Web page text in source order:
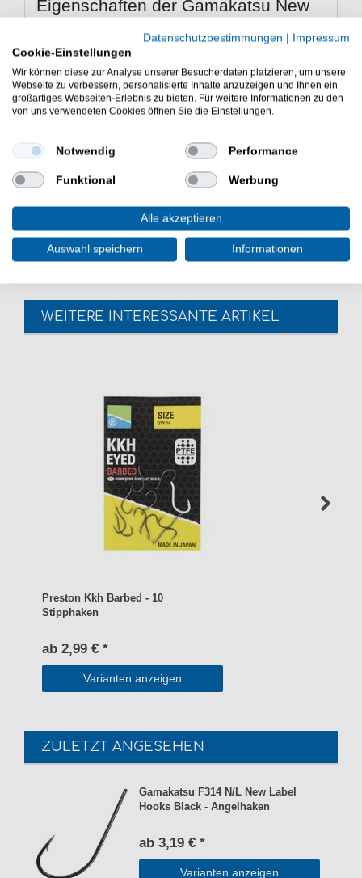
Eigenschaften der Gamakatsu New
Haken zum Fliegenfischen
robust
mit Hakenöhr
scharfe Hakenpsitze
nach gewählter Größe
Die Gamakatsu F314 N/L New Label Hooks Black
Fliegenrute. Angelzubehör für das Fischen in Flüssen &
Seen.
WEITERE INTERESSANTE ARTIKEL
Preston Kkh Barbed - 10
Stipphaken
ab 2,99 € *
Varianten anzeigen
ZULETZT ANGESEHEN
Gamakatsu F314 N/L New Label
Hooks Black - Angelhaken
ab 3,19 € *
Varianten anzeigen
Datenschutzbestimmungen | Impressum
Cookie-Einstellungen
Wir können diese zur Analyse unserer Besucherdaten platzieren, um unsere
Webseite zu verbessern, personalisierte Inhalte anzuzeigen und Ihnen ein
großartiges Webseiten-Erlebnis zu bieten. Für weitere Informationen zu den
von uns verwendeten Cookies öffnen Sie die Einstellungen.
Notwendig Performance
Funktional Werbung
Alle akzeptieren
Auswahl speichern Informationen